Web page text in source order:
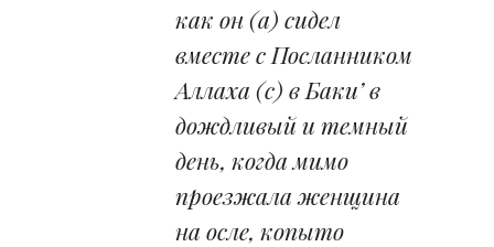
как он (а) сидел
вместе с Посланником
Аллаха (с) в Баки’ в
дождливый и темный
день, когда мимо
проезжала женщина
на осле, копыто